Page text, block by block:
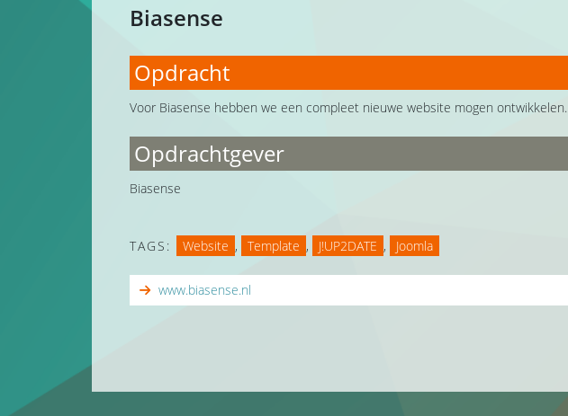
Biasense
Opdracht
Voor Biasense hebben we een compleet nieuwe website mogen ontwikkelen.
Opdrachtgever
Biasense
TAGS: Website , Template , J!UP2DATE , Joomla
www.biasense.nl